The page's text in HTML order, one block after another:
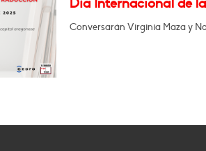
Conversarán Virginia Maza y